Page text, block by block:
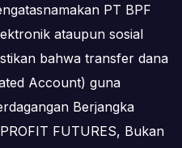
PT BPF
ataupun sosial
bahwa transfer dana
Account) guna
Berjangka
FUTURES, Bukan